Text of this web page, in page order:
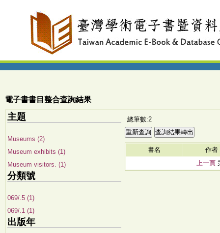
電子書書目整合查詢結果
主題
Museums (2)
Museum exhibits (1)
Museum visitors. (1)
分類號
069/.5 (1)
069/.1 (1)
出版年
總筆數:2
書名
作者
上一頁